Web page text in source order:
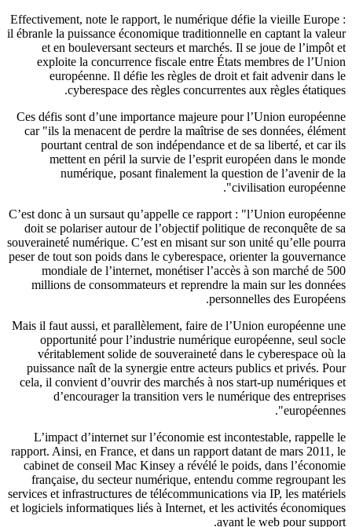
Effectivement, note le rapport, le numérique défie la vieille
il ébranle la puissance économique traditionnelle en captant la
et en bouleversant secteurs et marchés. Il se joue de
exploite la concurrence fiscale entre États membres de
européenne. Il défie les règles de droit et fait advenir
cyberespace des règles concurrentes aux règles
Ces défis sont d’une importance majeure pour l’Union
car "ils la menacent de perdre la maîtrise de ses données,
pourtant central de son indépendance et de sa liberté, et car
mettent en péril la survie de l’esprit européen dans le
numérique, posant finalement la question de l’avenir
civilisation
C’est donc à un sursaut qu’appelle ce rapport : "l’Union
doit se polariser autour de l’objectif politique de reconquête de
souveraineté numérique. C’est en misant sur son unité qu’elle
peser de tout son poids dans le cyberespace, orienter la
mondiale de l’internet, monétiser l’accès à son marché de
millions de consommateurs et reprendre la main sur les
personnelles des
Mais il faut aussi, et parallèlement, faire de l’Union européenne
opportunité pour l’industrie numérique européenne, seul
véritablement solide de souveraineté dans le cyberespace
puissance naît de la synergie entre acteurs publics et privés.
cela, il convient d’ouvrir des marchés à nos start-up
d’encourager la transition vers le numérique des
L’impact d’internet sur l’économie est incontestable,
rapport. Ainsi, en France, et dans un rapport datant de mars
cabinet de conseil Mac Kinsey a révélé le poids, dans
française, du secteur numérique, entendu comme regroupant
services et infrastructures de télécommunications via IP, les
et logiciels informatiques liés à Internet, et les activités
ayant le web pour